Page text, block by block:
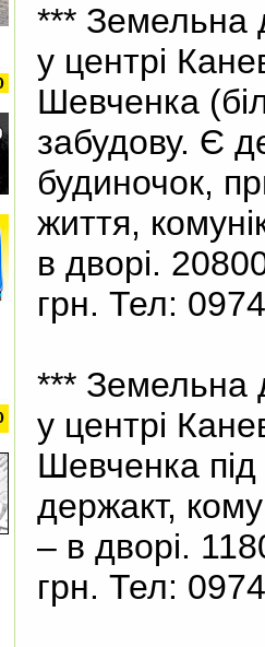
*** Земельна
у центрі
Шевченка
забудову. Є
будиночок,
життя,
в дворі.
грн. Тел:
*** Земельна
у центрі
Шевченка
держакт,
– в дворі.
грн. Тел: